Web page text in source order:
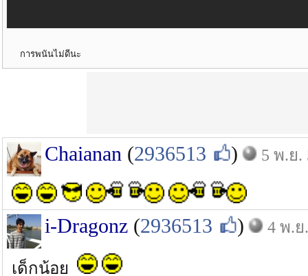
การพนันไม่ดีนะ
Chaianan (2936513 ) 5 พ.ย.
i-Dragonz (2936513 ) 4 พ.ย
เด็กน้อย